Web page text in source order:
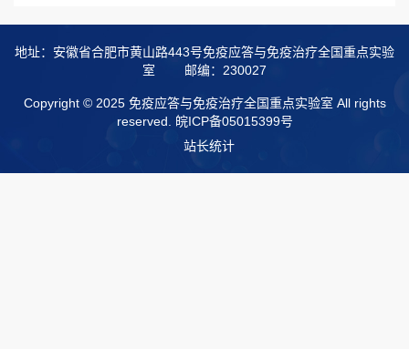
地址：安徽省合肥市黄山路443号免疫应答与免疫治疗全国重点实验
室
邮编：230027
Copyright © 2025 免疫应答与免疫治疗全国重点实验室 All rights
reserved. 皖ICP备05015399号
站长统计